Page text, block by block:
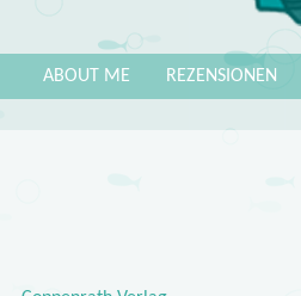
REZENSIONEN
ABOUT ME